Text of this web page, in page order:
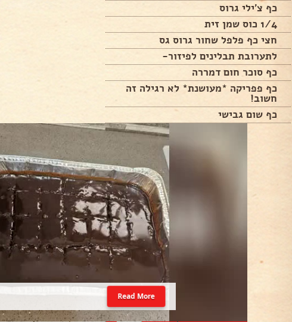
כף צ'ילי גרוס
1/4 כוס שמן זית
חצי כף פלפל שחור גרוס גס
לתערובת תבלינים לפיזור-
כף סוכר חום דמררה
כף פפריקה *מעושנת* לא רגילה זה
חשוב!
כף שום גבישי
Read More